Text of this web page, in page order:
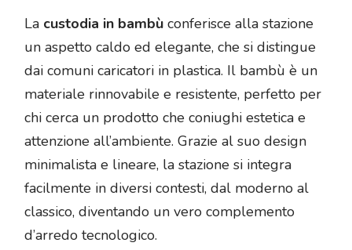
La custodia in bambù conferisce alla stazione
un aspetto caldo ed elegante, che si distingue
dai comuni caricatori in plastica. Il bambù è un
materiale rinnovabile e resistente, perfetto per
chi cerca un prodotto che coniughi estetica e
attenzione all’ambiente. Grazie al suo design
minimalista e lineare, la stazione si integra
facilmente in diversi contesti, dal moderno al
classico, diventando un vero complemento
d’arredo tecnologico.